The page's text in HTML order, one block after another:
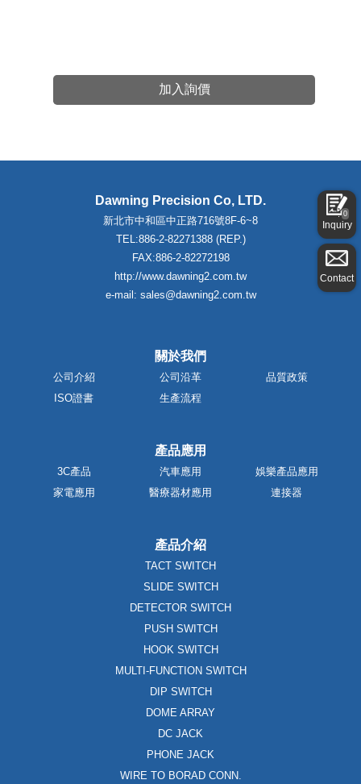
0
Inquiry
Contact
加入詢價
Dawning Precision Co, LTD.
新北市中和區中正路716號8F-6~8
TEL:886-2-82271388 (REP.)
FAX:886-2-82272198
http://www.dawning2.com.tw
e-mail: sales@dawning2.com.tw
關於我們
公司介紹 公司沿革
品質政策
ISO證書
生產流程
產品應用
3C產品 汽車應用
娛樂產品應用
家電應用
醫療器材應用 連接器
產品介紹
TACT SWITCH
SLIDE SWITCH
DETECTOR SWITCH
PUSH SWITCH
HOOK SWITCH
MULTI-FUNCTION SWITCH
DIP SWITCH
DOME ARRAY
DC JACK
PHONE JACK
WIRE TO BORAD CONN.